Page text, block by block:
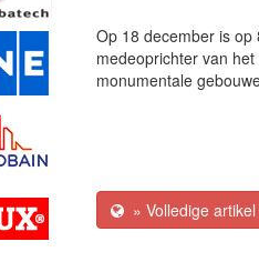
Op 18 december is
medeoprichter van
monumentale
» Volledige artikel